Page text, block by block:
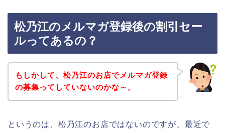
松乃江のメルマガ登録後の割引セー
ルってあるの？
もしかして、松乃江のお店でメルマガ登録
の募集ってしていないのかな～。
というのは、松乃江のお店ではないのですが、最近で